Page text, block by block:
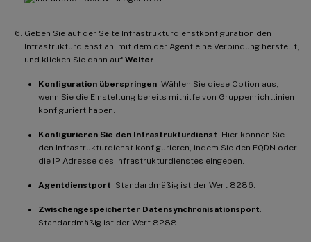
Geben Sie auf der Seite Infrastrukturdienstkonfiguration den
Infrastrukturdienst an, mit dem der Agent eine Verbindung herstellt,
und klicken Sie dann auf Weiter
Konfiguration überspringen . Wählen Sie diese Option aus,
wenn Sie die Einstellung bereits mithilfe von Gruppenrichtlinien
konfiguriert haben.
Konfigurieren Sie den Infrastrukturdienst . Hier können Sie
den Infrastrukturdienst konfigurieren, indem Sie den FQDN oder
die IP-Adresse des Infrastrukturdienstes eingeben.
Agentdienstport . Standardmäßig ist der Wert 8286.
Zwischengespeicherter Datensynchronisationsport
Standardmäßig ist der Wert 8288.